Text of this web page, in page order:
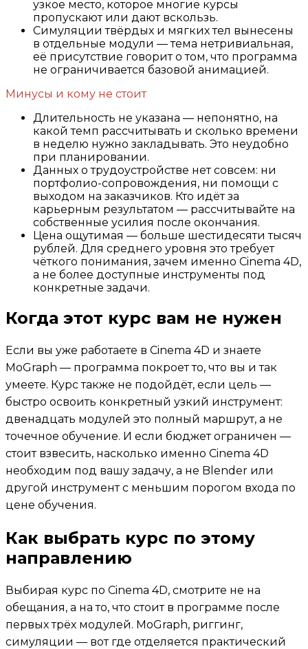
узкое место, которое многие курсы
пропускают или дают вскользь.
Симуляции твёрдых и мягких тел вынесены
в отдельные модули — тема нетривиальная,
её присутствие говорит о том, что программа
не ограничивается базовой анимацией.
Минусы и кому не стоит
Длительность не указана — непонятно, на
какой темп рассчитывать и сколько времени
в неделю нужно закладывать. Это неудобно
при планировании.
Данных о трудоустройстве нет совсем: ни
портфолио-сопровождения, ни помощи с
выходом на заказчиков. Кто идёт за
карьерным результатом — рассчитывайте на
собственные усилия после окончания.
Цена ощутимая — больше шестидесяти тысяч
рублей. Для среднего уровня это требует
чёткого понимания, зачем именно Cinema 4D,
а не более доступные инструменты под
конкретные задачи.
Когда этот курс вам не нужен
Если вы уже работаете в Cinema 4D и знаете
MoGraph — программа покроет то, что вы и так
умеете. Курс также не подойдёт, если цель —
быстро освоить конкретный узкий инструмент:
двенадцать модулей это полный маршрут, а не
точечное обучение. И если бюджет ограничен —
стоит взвесить, насколько именно Cinema 4D
необходим под вашу задачу, а не Blender или
другой инструмент с меньшим порогом входа по
цене обучения.
Как выбрать курс по этому
направлению
Выбирая курс по Cinema 4D, смотрите не на
обещания, а на то, что стоит в программе после
первых трёх модулей. MoGraph, риггинг,
симуляции — вот где отделяется практический